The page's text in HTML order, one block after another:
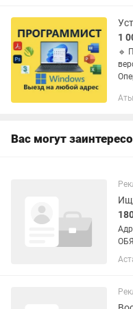
1
🔹
на
Вас могут
2/2